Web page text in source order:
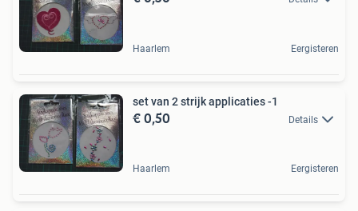
Haarlem Eergisteren
set van 2 strijk applicaties -1
€ 0,50 Details
Haarlem Eergisteren